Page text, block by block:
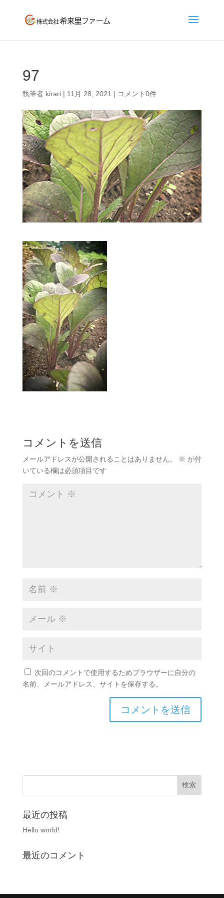
97
執筆者 kirari| 11月 28, 2021 | コメント0件
コメントを送信
メールアドレスが公開されることはありません。 ※ が付
いている欄は必須項目です
次回のコメントで使用するためブラウザーに自分の
名前、メールアドレス、サイトを保存する。
最近の投稿
Hello world!
最近のコメント